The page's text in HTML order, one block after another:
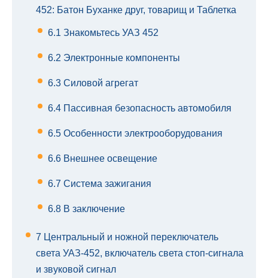
452: Батон Буханке друг, товарищ и Таблетка
6.1 Знакомьтесь УАЗ 452
6.2 Электронные компоненты
6.3 Силовой агрегат
6.4 Пассивная безопасность автомобиля
6.5 Особенности электрооборудования
6.6 Внешнее освещение
6.7 Система зажигания
6.8 В заключение
7 Центральный и ножной переключатель
света УАЗ-452, включатель света стоп-сигнала
и звуковой сигнал